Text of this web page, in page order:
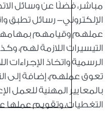
مباشر، فضلًا عن وسائل
الإلكتروني- رسائل تطبق
عملهم وقيامهم
التيسيرات اللازمة لهم،
الرسمية واتخاذ الإجراءات
تعوق عملهم، إضافة إلى
بالمعايير المهنية للعمل
التغطيات، وتقويم عملها